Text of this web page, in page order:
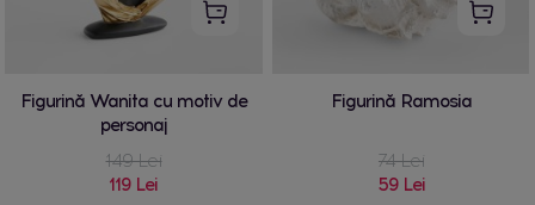
Figurină Wanita cu motiv de
personaj
149 Lei
119 Lei
Figurină Ramosia
74 Lei
59 Lei